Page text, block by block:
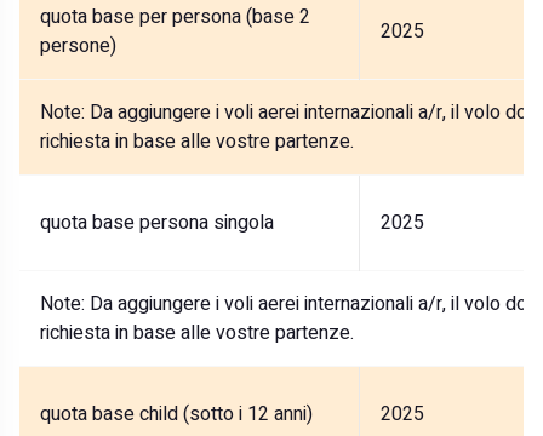
quota base per persona (base 2
persone)
2025
Note: Da aggiungere i voli aerei internazionali a/r, il volo
richiesta in base alle vostre partenze.
quota base persona singola 2025
Note: Da aggiungere i voli aerei internazionali a/r, il volo
richiesta in base alle vostre partenze.
quota base child (sotto i 12 anni) 2025